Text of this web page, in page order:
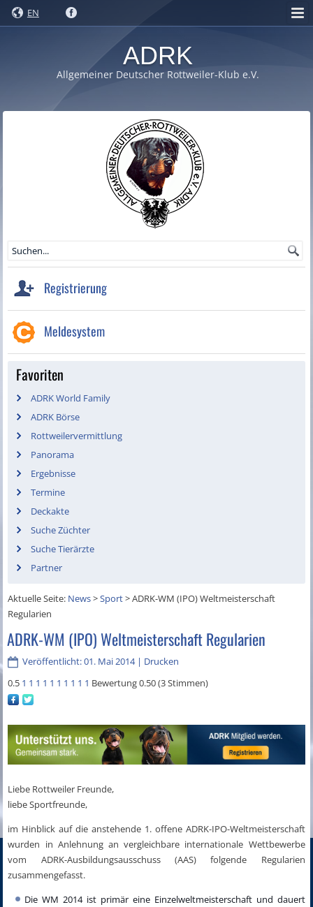
EN
ADRK
Allgemeiner Deutscher Rottweiler-Klub e.V.
Registrierung
Meldesystem
Favoriten
ADRK World Family
ADRK Börse
Rottweilervermittlung
Panorama
Ergebnisse
Termine
Deckakte
Suche Züchter
Suche Tierärzte
Partner
Aktuelle Seite: News>Sport>ADRK-WM (IPO) Weltmeisterschaft
Regularien
ADRK-WM (IPO) Weltmeisterschaft Regularien
Veröffentlicht: 01. Mai 2014| Drucken
0.5 1 1 1 1 1 1 1 1 1 1 Bewertung 0.50 (3 Stimmen)
Liebe Rottweiler Freunde,
liebe Sportfreunde,
im Hinblick auf die anstehende 1. offene ADRK-IPO-Weltmeisterschaft
wurden in Anlehnung an vergleichbare internationale Wettbewerbe
vom ADRK-Ausbildungsausschuss (AAS) folgende Regularien
zusammengefasst.
Die WM 2014 ist primär eine Einzelweltmeisterschaft und dauert